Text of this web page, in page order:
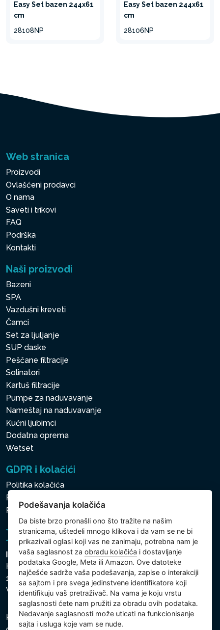
Easy Set bazen 244x61
cm
28108NP
Easy Set bazen 244x61
cm
28106NP
Web stranica
Proizvodi
Ovlašćeni prodavci
O nama
Saveti i trikovi
FAQ
Podrška
Kontakti
Naši proizvodi
Bazeni
SPA
Vazdušni kreveti
Čamci
Set za ljuljanje
SUP daske
Peščane filtracije
Solinatori
Kartuš filtracije
Pumpe za naduvavanje
Nameštaj na naduvavanje
Kućni ljubimci
Dodatna oprema
Wetset
GDPR i kolačići
Politika kolačića
Politika zaštite ličnih i drugih obrađivanih podataka
Politika kolačića
Intex Trading, s.r.o.
Hradecká 2526/3
130 00 Praha 3
Vinohrady - Česká republika
Kompanija je registrovana u Opštinskom sudu u Pragu,
Podešavanja kolačića
Da biste brzo pronašli ono što tražite na našim
stranicama, uštedeli mnogo klikova i da vam se ne bi
prikazivali oglasi koji vas ne zanimaju, potrebna nam je
vaša saglasnost zaobradu kolačića i dostavljanje
podataka Google, Meta ili Amazon. Ove datoteke
najčešće sadrže vaša podešavanja, zapise o interakciji
sa sajtom i pre svega jedinstvene identifikatore koji
identifikuju vaš pretraživač. Na vama je koju vrstu
saglasnosti ćete nam pružiti za obradu ovih podataka.
Nedavanje saglasnosti može uticati na funkcionisanje
sajta i usluga koje vam se nude.